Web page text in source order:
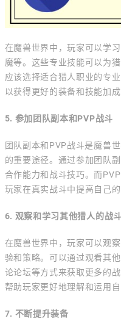
在魔兽世界中，玩家可以学
魔等。这些专业技能可以为
应该选择适合猎人职业的专
以获得更好的装备和技能加成
5. 参加团队副本和PVP战斗
团队副本和PVP战斗是魔兽
的重要途径。通过参加团队
合作能力和战斗技巧。而
玩家在真实战斗中提高自己
6. 观察和学习其他猎人的战
在魔兽世界中，玩家可以观
验和策略。可以通过观看其
论论坛等方式来获取更多的
帮助玩家更好地理解和运用
7. 不断提升装备